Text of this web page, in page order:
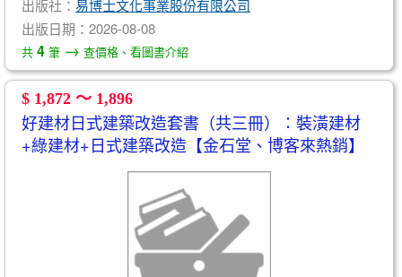
出版社： 易博士文化事業股份有限公司
出版日期：2026-08-08
共 4 筆 → 查價格、看圖書介紹
$ 1,872 ～ 1,896
好建材日式建築改造套書（共三冊）：裝潢建材
+綠建材+日式建築改造【金石堂、博客來熱銷】